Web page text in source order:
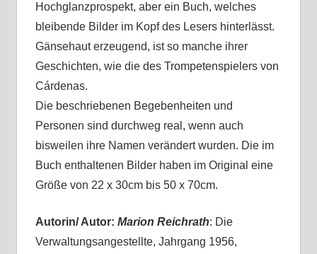
Hochglanzprospekt, aber ein Buch, welches
bleibende Bilder im Kopf des Lesers hinterlässt.
Gänsehaut erzeugend, ist so manche ihrer
Geschichten, wie die des Trompetenspielers von
Cárdenas.
Die beschriebenen Begebenheiten und
Personen sind durchweg real, wenn auch
bisweilen ihre Namen verändert wurden. Die im
Buch enthaltenen Bilder haben im Original eine
Größe von 22 x 30cm bis 50 x 70cm.
Autorin/ Autor: Marion Reichrath: Die
Verwaltungsangestellte, Jahrgang 1956,